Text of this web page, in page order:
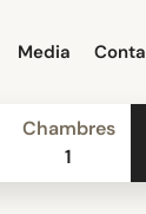
Media
Chambres
1